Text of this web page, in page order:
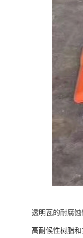
透明瓦的耐腐蚀
高耐候性树脂